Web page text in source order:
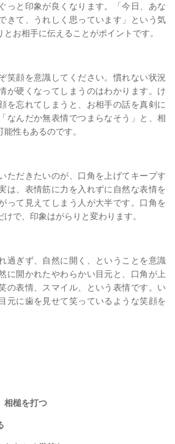
っと印象が良くなります。「今日、あな
きて、うれしく思っています」という気
お相手に伝えることがポイントです。
笑顔を意識してください。慣れない状況
が硬くなってしまうのはわかります。け
を忘れてしまうと、お相手の話を真剣に
なんだか無表情でつまらなそう」と、相
性もあるのです。
ただきたいのが、口角を上げてキープす
は、表情筋に力を入れずに自然な表情を
って見えてしまう人が大半です。口角を
けで、印象はがらりと変わります。
過ぎず、自然に開く、ということを意識
に開かれたやわらかい目元と、口角が上
の表情、スマイル、という表情です。い
元に歯を見せて笑っているような笑顔を
相槌を打つ